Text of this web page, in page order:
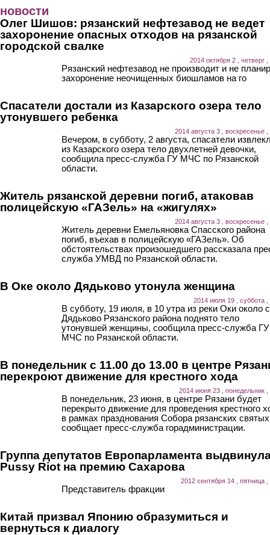
новости
Олег Шишов: рязанский нефтезавод не ведет
захоронение опасных отходов на рязанской
городской свалке
2014 октября 2 , четверг
Рязанский нефтезавод не производит и не
захоронение неочищенных биошламов на го
Спасатели достали из Казарского озера тело
утонувшего ребенка
2014 августа 3 , воскресенье ,
Вечером, в субботу, 2 августа, спасатели
из Казарского озера тело двухлетней девочки,
сообщила пресс-служба ГУ МЧС по Рязанской
области.
Житель рязанской деревни погиб, атаковав
полицейскую «ГАЗель» на «жигулях»
2014 августа 3 , воскресенье ,
Житель деревни Емельяновка Спасского района
погиб, въехав в полицейскую «ГАЗель». Об
обстоятельствах произошедшего рассказала
служба УМВД по Рязанской области.
В Оке около Дядьково утонула женщина
2014 июля 19 , суббота ,
В субботу, 19 июля, в 10 утра из реки Оки около
Дядьково Рязанского района поднято тело
утонувшей женщины, сообщила пресс-служба ГУ
МЧС по Рязанской области.
В понедельник с 11.00 до 13.00 в центре
перекроют движение для крестного хода
2014 июня 23 , понедельник ,
В понедельник, 23 июня, в центре Рязани будет
перекрыто движение для проведения крестного
в рамках празднования Собора рязанских
сообщает пресс-служба горадминистрации.
Группа депутатов Европарламента
Pussy Riot на премию Сахарова
2012 сентября 14 , пятница ,
Представитель фракции
Китай призвал Японию образумиться и
вернуться к диалогу